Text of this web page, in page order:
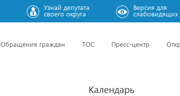
Узнай депутата
своего округа
Версия для
слабовидящих
Обращения граждан ТОС Пресс-центр
Календарь